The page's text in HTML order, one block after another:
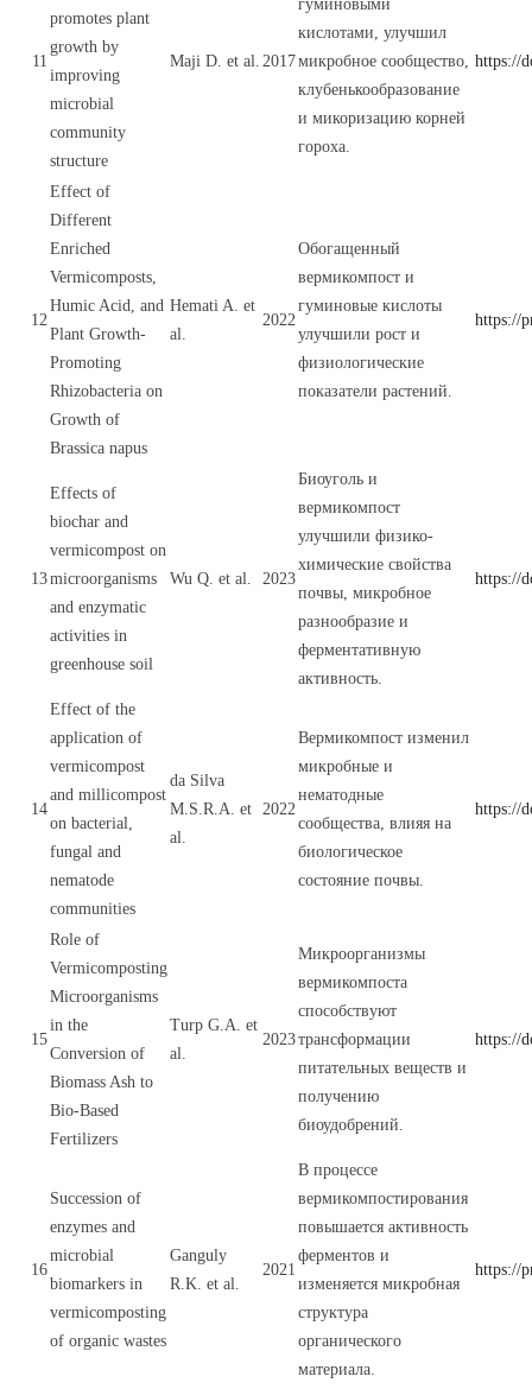
11
promotes plant
growth by
improving
microbial
community
structure
Maji D. et al. 2017
гуминовыми
кислотами, улучшил
микробное сообщество,
клубенькообразование
и микоризацию корней
гороха.
https://
12
Effect of
Different
Enriched
Vermicomposts,
Humic Acid, and
Plant Growth-
Promoting
Rhizobacteria on
Growth of
Brassica napus
Hemati A. et
al.
2022
Обогащенный
вермикомпост и
гуминовые кислоты
улучшили рост и
физиологические
показатели растений.
https://
13
Effects of
biochar and
vermicompost on
microorganisms
and enzymatic
activities in
greenhouse soil
Wu Q. et al. 2023
Биоуголь и
вермикомпост
улучшили физико-
химические свойства
почвы, микробное
разнообразие и
ферментативную
активность.
https://
14
Effect of the
application of
vermicompost
and millicompost
on bacterial,
fungal and
nematode
communities
da Silva
M.S.R.A. et
al.
2022
Вермикомпост изменил
микробные и
нематодные
сообщества, влияя на
биологическое
состояние почвы.
https://
15
Role of
Vermicomposting
Microorganisms
in the
Conversion of
Biomass Ash to
Bio-Based
Fertilizers
Turp G.A. et
al.
2023
Микроорганизмы
вермикомпоста
способствуют
трансформации
питательных веществ и
получению
биоудобрений.
https://
16
Succession of
enzymes and
microbial
biomarkers in
vermicomposting
of organic wastes
Ganguly
R.K. et al.
2021
В процессе
вермикомпостирования
повышается активность
ферментов и
изменяется микробная
структура
органического
материала.
https://